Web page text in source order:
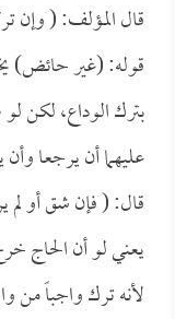
قال المؤلف: ( وإن
قوله: (غير حائض)
بترك الوداع، لكن
عليهما أن يرجعا
قال: ( فإن شق أو لم
يعني لو أن الحاج
لأنه ترك واجباً من